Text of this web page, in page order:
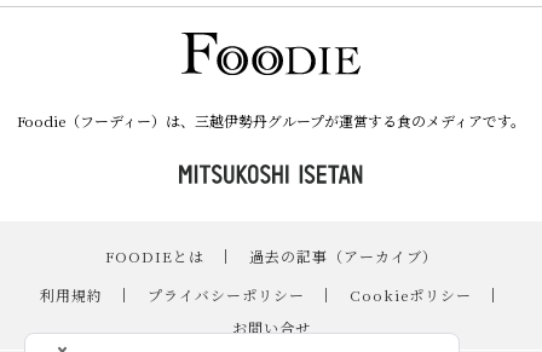
Foodie（フーディー）は、三越伊勢丹グループが運営する食のメディアです。
FOODIEとは ｜
過去の記事（アーカイブ）
｜
利用規約 ｜ プライバシーポリシー ｜ Cookieポリシー
｜
お問い合せ